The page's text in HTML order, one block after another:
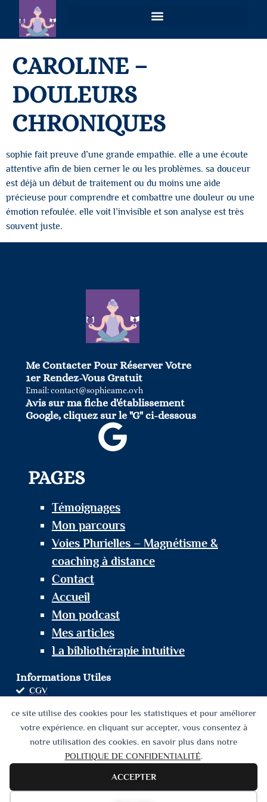
ce site utilise des cookies pour les statistiques et pour améliorer
votre expérience. en cliquant sur accepter, vous consentez à
notre utilisation des cookies. en savoir plus dans notre
POLITIQUE DE CONFIDENTIALITÉ.
ACCEPTER
CAROLINE –
DOULEURS
CHRONIQUES
sophie fait preuve d’une grande empathie. elle a une écoute
attentive afin de bien cerner le ou les problèmes. sa douceur
est déjà un début de traitement ou du moins une aide
précieuse pour comprendre et combattre une douleur ou une
émotion refoulée. elle voit l’invisible et son analyse est très
souvent juste.
Me Contacter Pour Réserver Votre
1er Rendez-Vous Gratuit
Email: contact@sophieame.ovh
Avis sur ma fiche d'établissement
Google, cliquez sur le "G" ci-dessous
PAGES
Témoignages
Mon parcours
Voies Plurielles – Magnétisme &
coaching à distance
Contact
Accueil
Mon podcast
Mes articles
La bibliothérapie intuitive
Informations Utiles
CGV
MEDIATION DE LA CONSOMMATION
MENTIONS LÉGALES
POLITIQUE DE CONFIDENTIALITÉ